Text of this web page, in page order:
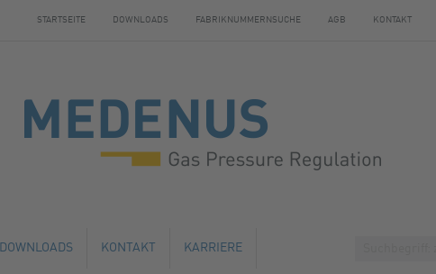
STARTSEITE DOWNLOADS FABRIKNUMMERNSUCHE AGB KONTAKT
DOWNLOADS KONTAKT KARRIERE